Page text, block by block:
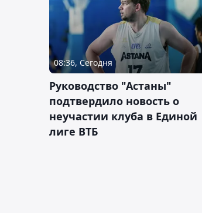
08:36, Сегодня
Руководство "Астаны"
подтвердило новость о
неучастии клуба в Единой
лиге ВТБ